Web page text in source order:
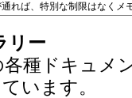
れば、特別な制限はなくメ
リー
各種ドキュメ
います。